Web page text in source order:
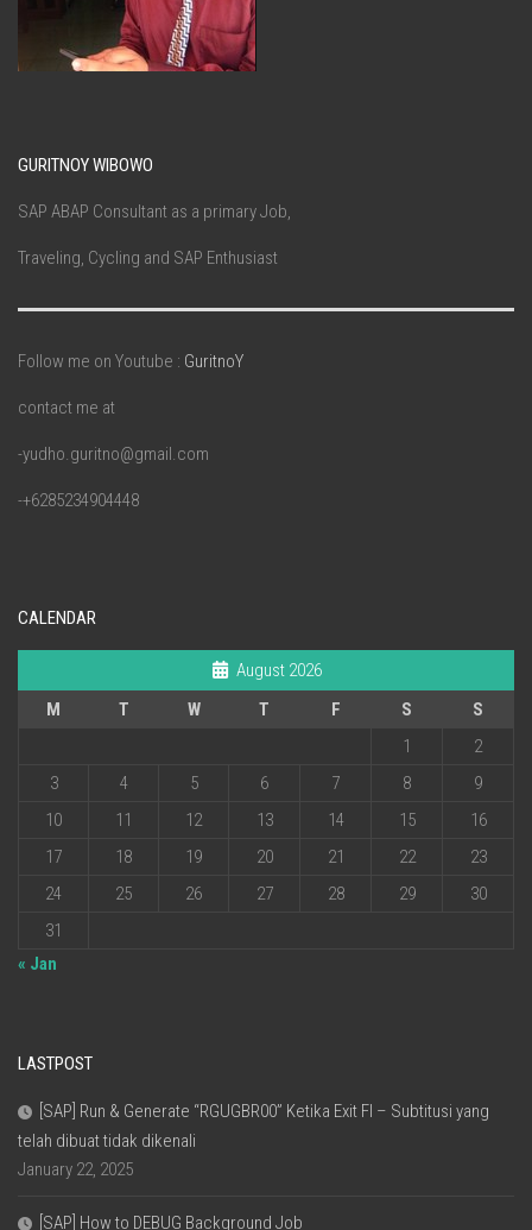
GURITNOY WIBOWO
SAP ABAP Consultant as a primary Job,
Traveling, Cycling and SAP Enthusiast
Follow me on Youtube : GuritnoY
contact me at
-yudho.guritno@gmail.com
-+6285234904448
CALENDAR
August 2026
M
T W T F S
S
1
2
3
4 5 6 7 8
9
10
11 12 13 14 15
16
17
18 19 20 21 22
23
24
25 26 27 28 29
30
31
« Jan
LASTPOST
[SAP] Run & Generate “RGUGBR00” Ketika Exit FI – Subtitusi yang
telah dibuat tidak dikenali
January 22, 2025
[SAP] How to DEBUG Background Job